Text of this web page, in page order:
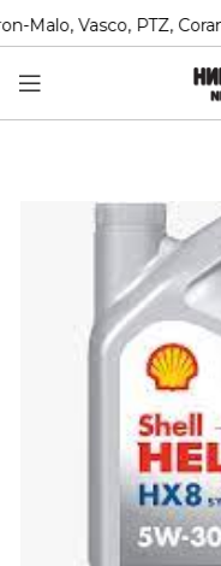
Malo, Vasco, PTZ, Coram